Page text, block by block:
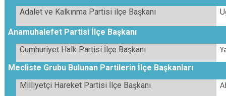
Adalet ve Kalkınma Partisi ilçe Başkanı
Anamuhalefet Partisi İlçe Başkanı
Cumhuriyet Halk Partisi İlçe Başkanı
Mecliste Grubu Bulunan Partilerin İlçe Başkanları
Milliyetçi Hareket Partisi İlçe Başkanı